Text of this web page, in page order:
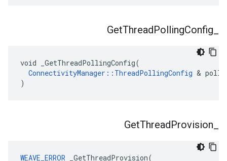
GetThreadPollingConfig
void _GetThreadPollingConfig(
ConnectivityManager::ThreadPollingConfig &
)
GetThreadProvision
WEAVE_ERROR _GetThreadProvision(